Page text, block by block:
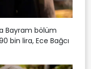
Bayram bölüm
bin lira, Ece Bağcı